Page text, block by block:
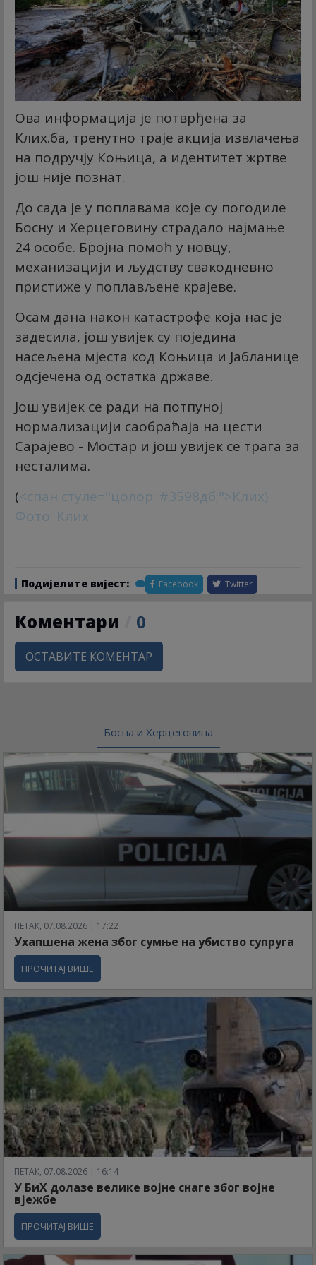
Ова информација је потврђена за
Клиx.ба, тренутно траје акција извлачења
на подручју Коњица, а идентитет жртве
још није познат.
До сада је у поплавама које су погодиле
Босну и Херцеговину страдало најмање
24 особе. Бројна помоћ у новцу,
механизацији и људству свакодневно
пристиже у поплављене крајеве.
Осам дана након катастрофе која нас је
задесила, још увијек су поједина
насељена мјеста код Коњица и Јабланице
одсјечена од остатка државе.
Још увијек се ради на потпуној
нормализацији саобраћаја на цести
Сарајево - Мостар и још увијек се трага за
несталима.
(<спан стyле="цолор: #3598дб;">Клиx)
Фото: Клиx
Подијелите вијест: Facebook Twitter
Коментари 0
ОСТАВИТЕ КОМЕНТАР
Босна и Херцеговина
ПЕТАК, 07.08.2026 | 17:22
Ухапшена жена због сумње на убиство супруга
ПРОЧИТАЈ ВИШЕ
ПЕТАК, 07.08.2026 | 16:14
У БиХ долазе велике војне снаге због војне
вјежбе
ПРОЧИТАЈ ВИШЕ